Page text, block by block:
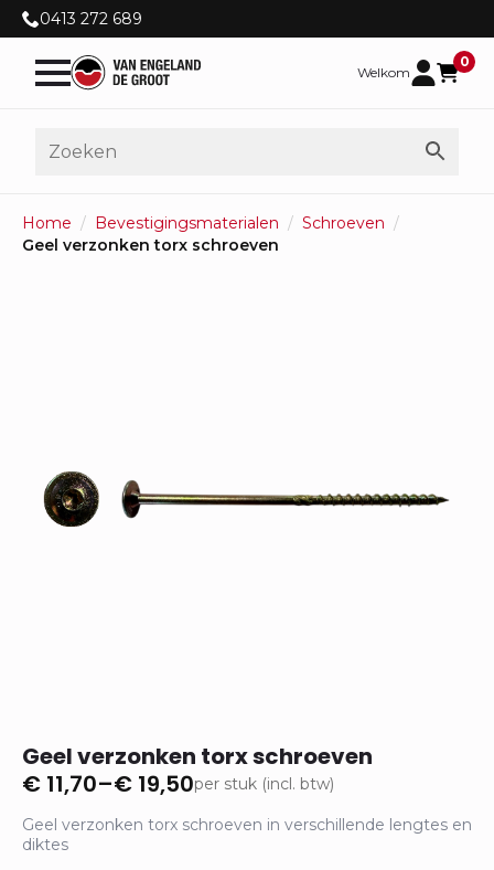
0413 272 689
Welkom
0
Home Bevestigingsmaterialen
Schroeven
Geel verzonken torx schroeven
Geel verzonken torx schroeven
€ 11,70–€ 19,50
Prijsklasse:
€ 11,70
tot
per stuk (incl. btw)
Geel verzonken torx schroeven in verschillende lengtes en
diktes